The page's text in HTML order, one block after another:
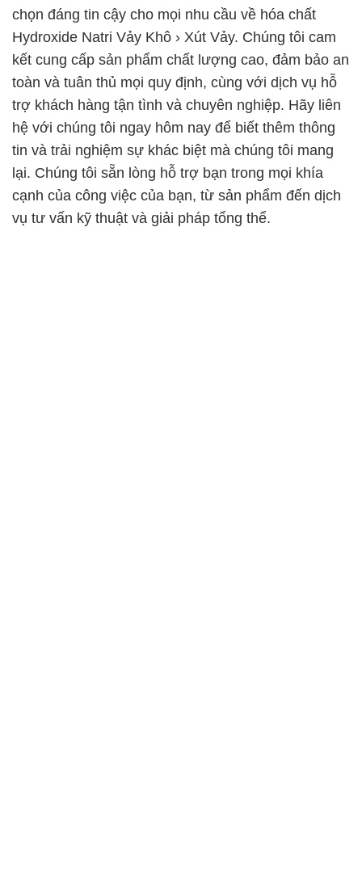
chọn đáng tin cậy cho mọi nhu cầu về hóa chất
Hydroxide Natri Vảy Khô › Xút Vảy. Chúng tôi cam
kết cung cấp sản phẩm chất lượng cao, đảm bảo an
toàn và tuân thủ mọi quy định, cùng với dịch vụ hỗ
trợ khách hàng tận tình và chuyên nghiệp. Hãy liên
hệ với chúng tôi ngay hôm nay để biết thêm thông
tin và trải nghiệm sự khác biệt mà chúng tôi mang
lại. Chúng tôi sẵn lòng hỗ trợ bạn trong mọi khía
cạnh của công việc của bạn, từ sản phẩm đến dịch
vụ tư vấn kỹ thuật và giải pháp tổng thể.